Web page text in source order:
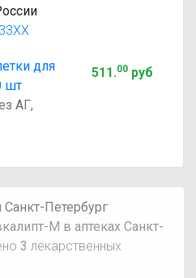
для
шт
АГ,
511.00руб
Санкт-Петербург
М в аптеках Санкт-
3 лекарственных